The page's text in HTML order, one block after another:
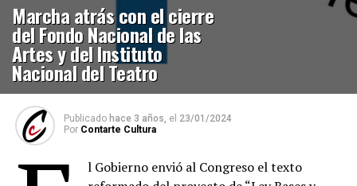
Marcha atrás con el cierre
del Fondo Nacional de las
Artes y del Instituto
Nacional del Teatro
Publicado hace 3 años, el 23/01/2024
Por Contarte Cultura
l Gobierno envió al Congreso el texto